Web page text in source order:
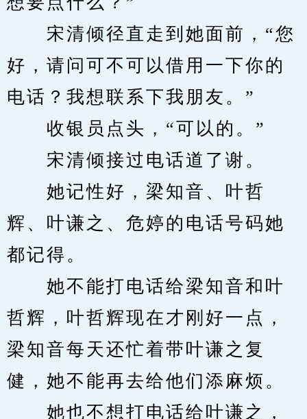
宋清倾径直走到她面前，“您
好，请问可不可以借用一下你的
电话？我想联系下我朋友。”
收银员点头，“可以的。”
宋清倾接过电话道了谢。
她记性好，梁知音、叶哲
辉、叶谦之、危婷的电话号码她
都记得。
她不能打电话给梁知音和叶
哲辉，叶哲辉现在才刚好一点，
梁知音每天还忙着带叶谦之复
健，她不能再去给他们添麻烦。
她也不想打电话给叶谦之，